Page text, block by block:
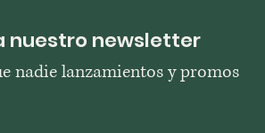
nuestro newsletter
nadie lanzamientos y promos